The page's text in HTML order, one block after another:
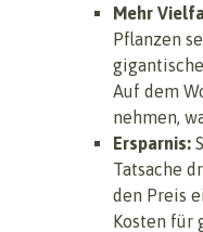
Mehr
Pflanzen
Auf dem
nehmen,
Ersparnis:
Tatsache
den Preis
Kosten für